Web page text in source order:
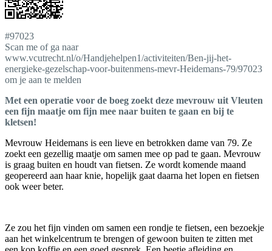
#97023
Scan me of ga naar
www.vcutrecht.nl/o/Handjehelpen1/activiteiten/Ben-jij-het-
energieke-gezelschap-voor-buitenmens-mevr-Heidemans-79/97023
om je aan te melden
Met een operatie voor de boeg zoekt deze mevrouw uit Vleuten
een fijn maatje om fijn mee naar buiten te gaan en bij te
kletsen!
Mevrouw Heidemans is een lieve en betrokken dame van 79. Ze
zoekt een gezellig maatje om samen mee op pad te gaan. Mevrouw
is graag buiten en houdt van fietsen. Ze wordt komende maand
geopereerd aan haar knie, hopelijk gaat daarna het lopen en fietsen
ook weer beter.
Ze zou het fijn vinden om samen een rondje te fietsen, een bezoekje
aan het winkelcentrum te brengen of gewoon buiten te zitten met